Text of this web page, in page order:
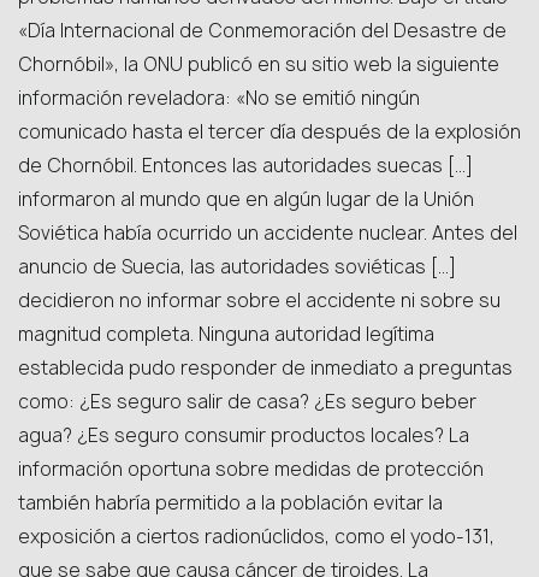
«Día Internacional de Conmemoración del Desastre de
Chornóbil», la ONU publicó en su sitio web la siguiente
información reveladora: «No se emitió ningún
comunicado hasta el tercer día después de la explosión
de Chornóbil. Entonces las autoridades suecas […]
informaron al mundo que en algún lugar de la Unión
Soviética había ocurrido un accidente nuclear. Antes del
anuncio de Suecia, las autoridades soviéticas […]
decidieron no informar sobre el accidente ni sobre su
magnitud completa. Ninguna autoridad legítima
establecida pudo responder de inmediato a preguntas
como: ¿Es seguro salir de casa? ¿Es seguro beber
agua? ¿Es seguro consumir productos locales? La
información oportuna sobre medidas de protección
también habría permitido a la población evitar la
exposición a ciertos radionúclidos, como el yodo-131,
que se sabe que causa cáncer de tiroides. La